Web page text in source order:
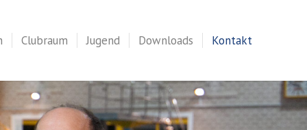
Clubraum Jugend Downloads Kontakt